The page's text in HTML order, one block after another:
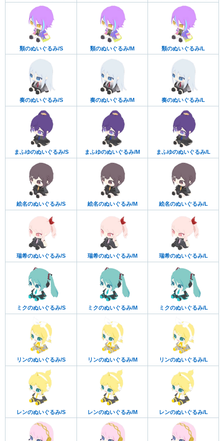
類のぬいぐるみ/S 類のぬいぐるみ/M 類のぬいぐるみ/L
奏のぬいぐるみ/S 奏のぬいぐるみ/M 奏のぬいぐるみ/L
まふゆのぬいぐるみ/S まふゆのぬいぐるみ/M まふゆのぬいぐるみ/L
絵名のぬいぐるみ/S 絵名のぬいぐるみ/M 絵名のぬいぐるみ/L
瑞希のぬいぐるみ/S 瑞希のぬいぐるみ/M 瑞希のぬいぐるみ/L
ミクのぬいぐるみ/S ミクのぬいぐるみ/M ミクのぬいぐるみ/L
リンのぬいぐるみ/S リンのぬいぐるみ/M リンのぬいぐるみ/L
レンのぬいぐるみ/S レンのぬいぐるみ/M レンのぬいぐるみ/L